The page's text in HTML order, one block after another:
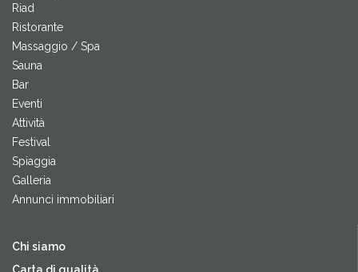
Riad
Ristorante
Massaggio / Spa
Sauna
Bar
Eventi
Attività
Festival
Spiaggia
Galleria
Annunci immobiliari
Chi siamo